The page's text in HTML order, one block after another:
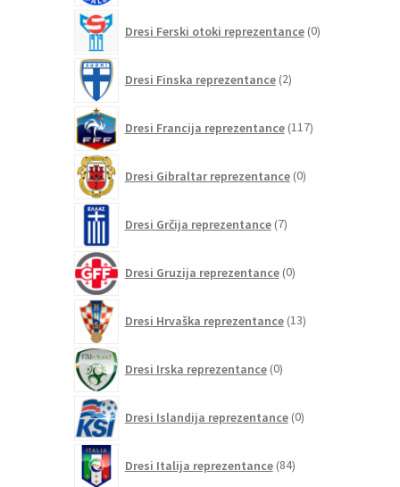
Dresi Ferski otoki reprezentance 0izdelkov
Dresi Finska reprezentance 2izdelka
Dresi Francija reprezentance 117izdelkov
Dresi Gibraltar reprezentance 0izdelkov
Dresi Grčija reprezentance 7izdelkov
Dresi Gruzija reprezentance 0izdelkov
Dresi Hrvaška reprezentance 13izdelkov
Dresi Irska reprezentance 0izdelkov
Dresi Islandija reprezentance 0izdelkov
Dresi Italija reprezentance 84izdelkov